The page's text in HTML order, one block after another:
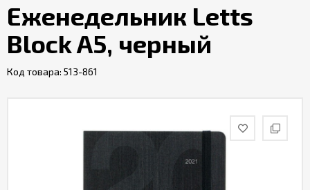
Обзоры
ручек
Контакты
Еженедельник Letts
Block A5, черный
Код товара: 513-861